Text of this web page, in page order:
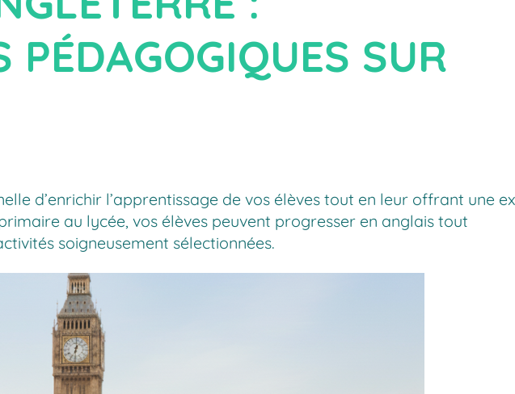
PÉDAGOGIQUES SUR
d’enrichir l’apprentissage de vos élèves tout en leur offrant une
au lycée, vos élèves peuvent progresser en anglais tout
soigneusement sélectionnées.